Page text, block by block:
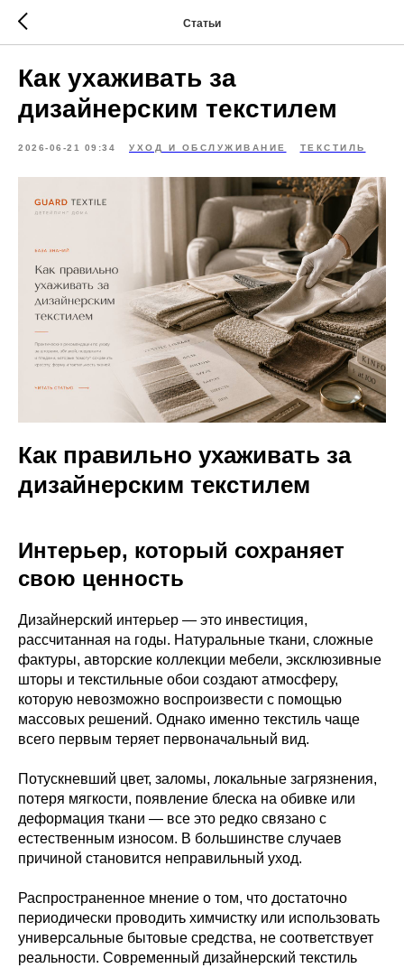
Статьи
Как ухаживать за
дизайнерским текстилем
2026-06-21 09:34 УХОД И ОБСЛУЖИВАНИЕ ТЕКСТИЛЬ
Как правильно ухаживать за
дизайнерским текстилем
Интерьер, который сохраняет
свою ценность
Дизайнерский интерьер — это инвестиция,
рассчитанная на годы. Натуральные ткани, сложные
фактуры, авторские коллекции мебели, эксклюзивные
шторы и текстильные обои создают атмосферу,
которую невозможно воспроизвести с помощью
массовых решений. Однако именно текстиль чаще
всего первым теряет первоначальный вид.
Потускневший цвет, заломы, локальные загрязнения,
потеря мягкости, появление блеска на обивке или
деформация ткани — все это редко связано с
естественным износом. В большинстве случаев
причиной становится неправильный уход.
Распространенное мнение о том, что достаточно
периодически проводить химчистку или использовать
универсальные бытовые средства, не соответствует
реальности. Современный дизайнерский текстиль